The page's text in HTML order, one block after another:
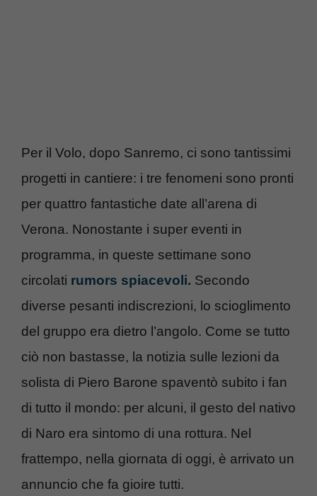
Per il Volo, dopo Sanremo, ci sono tantissimi
progetti in cantiere: i tre fenomeni sono pronti
per quattro fantastiche date all’arena di
Verona. Nonostante i super eventi in
programma, in queste settimane sono
circolati rumors spiacevoli. Secondo
diverse pesanti indiscrezioni, lo scioglimento
del gruppo era dietro l’angolo. Come se tutto
ciò non bastasse, la notizia sulle lezioni da
solista di Piero Barone spaventò subito i fan
di tutto il mondo: per alcuni, il gesto del nativo
di Naro era sintomo di una rottura. Nel
frattempo, nella giornata di oggi, è arrivato un
annuncio che fa gioire tutti.